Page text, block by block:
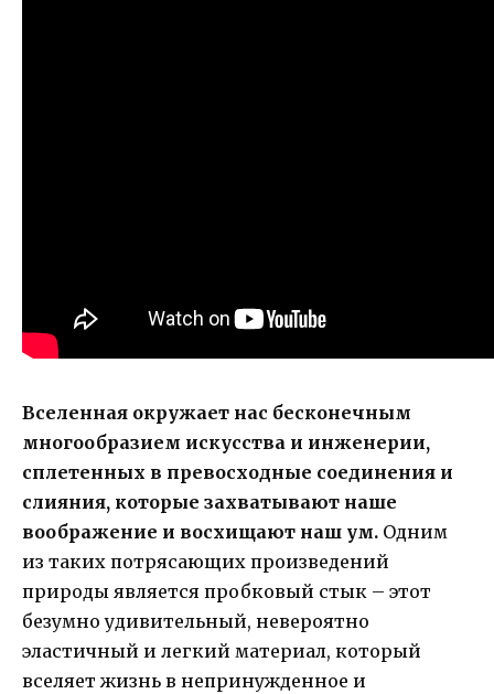
Вселенная окружает нас бесконечным
многообразием искусства и инженерии,
сплетенных в превосходные соединения и
слияния, которые захватывают наше
воображение и восхищают наш ум. Одним
из таких потрясающих произведений
природы является пробковый стык – этот
безумно удивительный, невероятно
эластичный и легкий материал, который
вселяет жизнь в непринужденное и